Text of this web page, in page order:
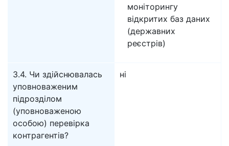
моніторингу
відкритих баз даних
(державних
реєстрів)
3.4. Чи здійснювалась
уповноваженим
підрозділом
(уповноваженою
особою) перевірка
контрагентів?
ні